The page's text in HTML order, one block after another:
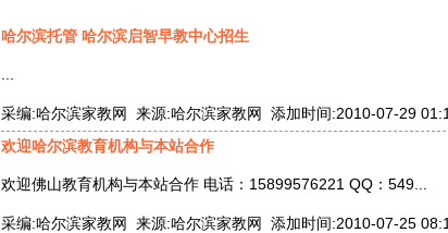
哈尔滨托管 哈尔滨启智早教中心招生
采编:哈尔滨家教网 来源:哈尔滨家教网 添加时间:2010-07-29
欢迎哈尔滨教育机构与本站合作
欢迎佛山教育机构与本站合作 电话：15899576221 QQ：549...
采编:哈尔滨家教网 来源:哈尔滨家教网 添加时间:2010-07-25